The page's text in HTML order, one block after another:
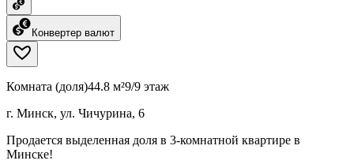
Конвертер валют
Комната (доля)44.8 м²9/9 этаж
г. Минск, ул. Чичурина, 6
Продается выделенная доля в 3-комнатной квартире в
Минске!